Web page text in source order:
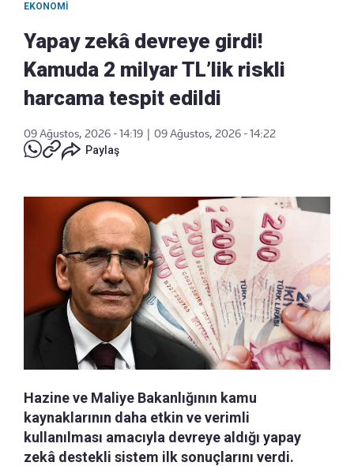
EKONOMI
Yapay zekâ devreye girdi!
Kamuda 2 milyar TL’lik riskli
harcama tespit edildi
09 Ağustos, 2026 - 14:19
09 Ağustos, 2026 - 14:22
Paylaş
Hazine ve Maliye Bakanlığının kamu
kaynaklarının daha etkin ve verimli
kullanılması amacıyla devreye aldığı yapay
zekâ destekli sistem ilk sonuçlarını verdi.